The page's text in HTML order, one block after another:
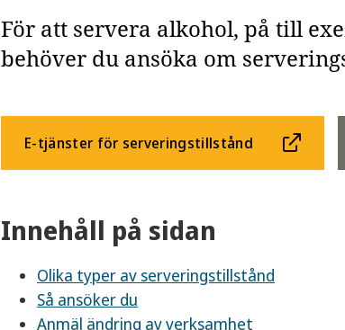
För att servera alkohol, på till
behöver du ansöka om
E-tjänster för serveringstillstånd
Innehåll på sidan
Olika typer av serveringstillstånd
Så ansöker du
Anmäl ändring av verksamhet